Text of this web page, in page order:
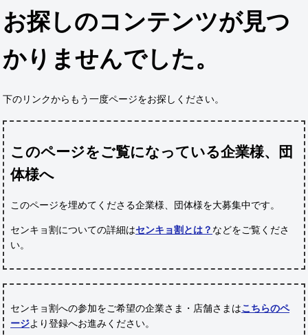
お探しのコンテンツが見つ
かりませんでした。
下のリンクからもう一度ページをお探しください。
このページをご覧になっている企業様、団
体様へ
このページを埋めてくださる企業様、団体様を大募集中です。
センキョ割についての詳細はセンキョ割とは？ などをご覧くださ
い。
センキョ割への参加をご希望の企業さま・店舗さまはこちらのペ
ージより登録へお進みください。